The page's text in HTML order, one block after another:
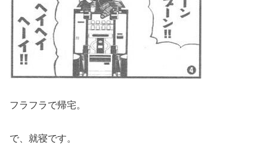
フラフラで帰宅。
で、就寝です。